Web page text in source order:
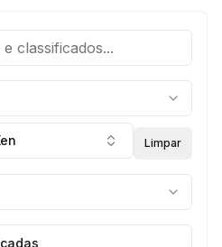
Limpar